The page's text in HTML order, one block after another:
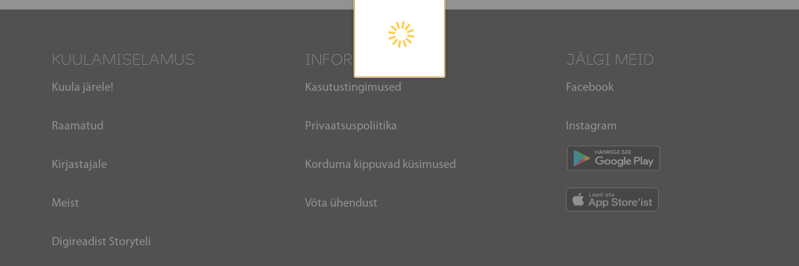
KUULAMISELAMUS
Kuula järele!
Raamatud
Kirjastajale
Meist
Digireadist Storyteli
INFORMATSIOON
Kasutustingimused
Privaatsuspoliitika
Korduma kippuvad küsimused
Võta ühendust
JÄLGI MEID
Facebook
Instagram